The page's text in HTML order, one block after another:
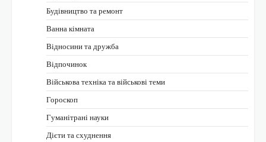
Будівництво та ремонт
Ванна кімната
Відносини та дружба
Відпочинок
Військова техніка та військові теми
Гороскоп
Гуманітрані науки
Дієти та схуднення